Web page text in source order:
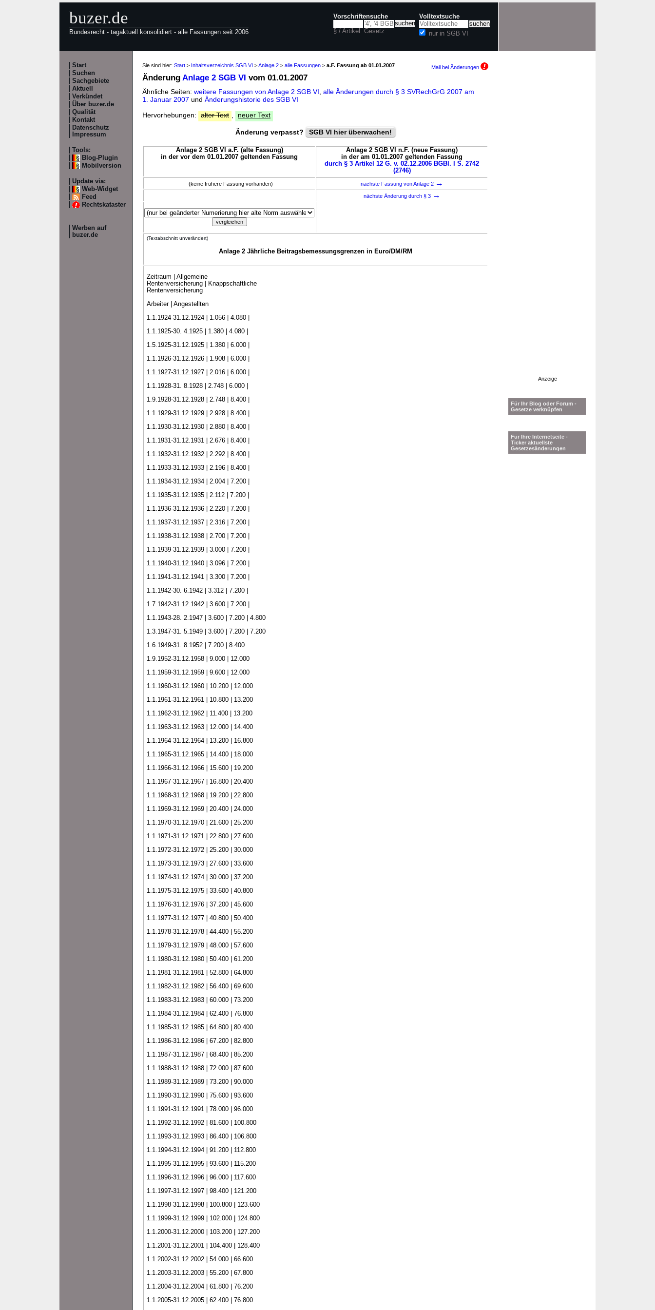
buzer.de
Bundesrecht - tagaktuell konsolidiert - alle Fassungen seit 2006
Vorschriftensuche
§ / Artikel Gesetz
Volltextsuche
nur in SGB VI
Start
Suchen
Sachgebiete
Aktuell
Verkündet
Über buzer.de
Qualität
Kontakt
Datenschutz
Impressum
Tools:
Blog-Plugin
Mobilversion
Update via:
Web-Widget
Feed
Rechtskataster
Werben auf
buzer.de
Sie sind hier: Start > Inhaltsverzeichnis SGB VI >Anlage 2 > alle Fassungen > a.F. Fassung ab 01.01.2007 Mail bei Änderungen
Änderung Anlage 2 SGB VI vom 01.01.2007
Ähnliche Seiten: weitere Fassungen von Anlage 2 SGB VI alle Änderungen durch § 3 SVRechGrG 2007 am
1. Januar 2007 und Änderungshistorie des SGB VI
Hervorhebungen:
alter Text neuer Text
Änderung verpasst? SGB VI hier überwachen!
Anlage 2 SGB VI a.F. (alte Fassung)
in der vor dem 01.01.2007 geltenden Fassung
Anlage 2 SGB VI n.F. (neue Fassung)
in der am 01.01.2007 geltenden Fassung
durch § 3 Artikel 12 G. v. 02.12.2006 BGBl. I S. 2742
(2746)
(keine frühere Fassung vorhanden) nächste Fassung von Anlage 2 →
nächste Änderung durch § 3 →
(Textabschnitt unverändert)
Anlage 2 Jährliche Beitragsbemessungsgrenzen in Euro/DM/RM
Zeitraum | Allgemeine
Rentenversicherung | Knappschaftliche
Rentenversicherung
Arbeiter | Angestellten
1.1.1924-31.12.1924 | 1.056 | 4.080 |
1.1.1925-30. 4.1925 | 1.380 | 4.080 |
1.5.1925-31.12.1925 | 1.380 | 6.000 |
1.1.1926-31.12.1926 | 1.908 | 6.000 |
1.1.1927-31.12.1927 | 2.016 | 6.000 |
1.1.1928-31. 8.1928 | 2.748 | 6.000 |
1.9.1928-31.12.1928 | 2.748 | 8.400 |
1.1.1929-31.12.1929 | 2.928 | 8.400 |
1.1.1930-31.12.1930 | 2.880 | 8.400 |
1.1.1931-31.12.1931 | 2.676 | 8.400 |
1.1.1932-31.12.1932 | 2.292 | 8.400 |
1.1.1933-31.12.1933 | 2.196 | 8.400 |
1.1.1934-31.12.1934 | 2.004 | 7.200 |
1.1.1935-31.12.1935 | 2.112 | 7.200 |
1.1.1936-31.12.1936 | 2.220 | 7.200 |
1.1.1937-31.12.1937 | 2.316 | 7.200 |
1.1.1938-31.12.1938 | 2.700 | 7.200 |
1.1.1939-31.12.1939 | 3.000 | 7.200 |
1.1.1940-31.12.1940 | 3.096 | 7.200 |
1.1.1941-31.12.1941 | 3.300 | 7.200 |
1.1.1942-30. 6.1942 | 3.312 | 7.200 |
1.7.1942-31.12.1942 | 3.600 | 7.200 |
1.1.1943-28. 2.1947 | 3.600 | 7.200 | 4.800
1.3.1947-31. 5.1949 | 3.600 | 7.200 | 7.200
1.6.1949-31. 8.1952 | 7.200 | 8.400
1.9.1952-31.12.1958 | 9.000 | 12.000
1.1.1959-31.12.1959 | 9.600 | 12.000
1.1.1960-31.12.1960 | 10.200 | 12.000
1.1.1961-31.12.1961 | 10.800 | 13.200
1.1.1962-31.12.1962 | 11.400 | 13.200
1.1.1963-31.12.1963 | 12.000 | 14.400
1.1.1964-31.12.1964 | 13.200 | 16.800
1.1.1965-31.12.1965 | 14.400 | 18.000
1.1.1966-31.12.1966 | 15.600 | 19.200
1.1.1967-31.12.1967 | 16.800 | 20.400
1.1.1968-31.12.1968 | 19.200 | 22.800
1.1.1969-31.12.1969 | 20.400 | 24.000
1.1.1970-31.12.1970 | 21.600 | 25.200
1.1.1971-31.12.1971 | 22.800 | 27.600
1.1.1972-31.12.1972 | 25.200 | 30.000
1.1.1973-31.12.1973 | 27.600 | 33.600
1.1.1974-31.12.1974 | 30.000 | 37.200
1.1.1975-31.12.1975 | 33.600 | 40.800
1.1.1976-31.12.1976 | 37.200 | 45.600
1.1.1977-31.12.1977 | 40.800 | 50.400
1.1.1978-31.12.1978 | 44.400 | 55.200
1.1.1979-31.12.1979 | 48.000 | 57.600
1.1.1980-31.12.1980 | 50.400 | 61.200
1.1.1981-31.12.1981 | 52.800 | 64.800
1.1.1982-31.12.1982 | 56.400 | 69.600
1.1.1983-31.12.1983 | 60.000 | 73.200
1.1.1984-31.12.1984 | 62.400 | 76.800
1.1.1985-31.12.1985 | 64.800 | 80.400
1.1.1986-31.12.1986 | 67.200 | 82.800
1.1.1987-31.12.1987 | 68.400 | 85.200
1.1.1988-31.12.1988 | 72.000 | 87.600
1.1.1989-31.12.1989 | 73.200 | 90.000
1.1.1990-31.12.1990 | 75.600 | 93.600
1.1.1991-31.12.1991 | 78.000 | 96.000
1.1.1992-31.12.1992 | 81.600 | 100.800
1.1.1993-31.12.1993 | 86.400 | 106.800
1.1.1994-31.12.1994 | 91.200 | 112.800
1.1.1995-31.12.1995 | 93.600 | 115.200
1.1.1996-31.12.1996 | 96.000 | 117.600
1.1.1997-31.12.1997 | 98.400 | 121.200
1.1.1998-31.12.1998 | 100.800 | 123.600
1.1.1999-31.12.1999 | 102.000 | 124.800
1.1.2000-31.12.2000 | 103.200 | 127.200
1.1.2001-31.12.2001 | 104.400 | 128.400
1.1.2002-31.12.2002 | 54.000 | 66.600
1.1.2003-31.12.2003 | 55.200 | 67.800
1.1.2004-31.12.2004 | 61.800 | 76.200
1.1.2005-31.12.2005 | 62.400 | 76.800
Anzeige
Für Ihr Blog oder Forum -
Gesetze verknüpfen
Für Ihre Internetseite -
Ticker aktuellste
Gesetzesänderungen